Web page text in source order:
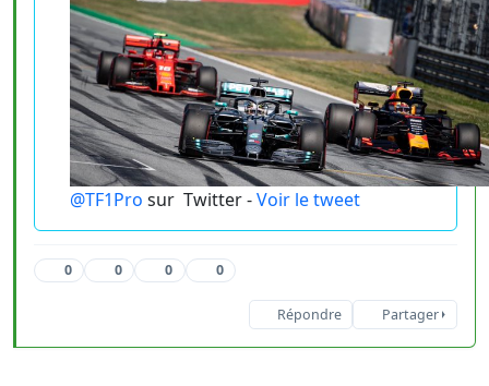
@TF1Pro sur Twitter -Voir le tweet
0 0 0 0
Répondre Partager